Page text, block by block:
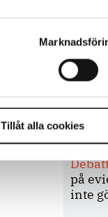
Tillåt alla cookies
8 juli
Replik:
7 juli
på
inte